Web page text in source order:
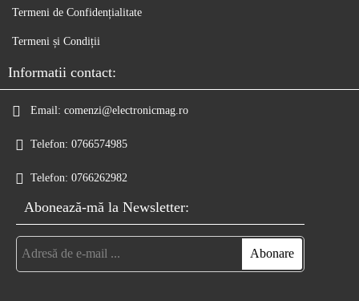
Termeni de Confidențialitate
Termeni și Condiții
Informatii contact:
Email: comenzi@electronicmag.ro
Telefon: 0766574985
Telefon: 0766262982
Abonează-mă la Newsletter: